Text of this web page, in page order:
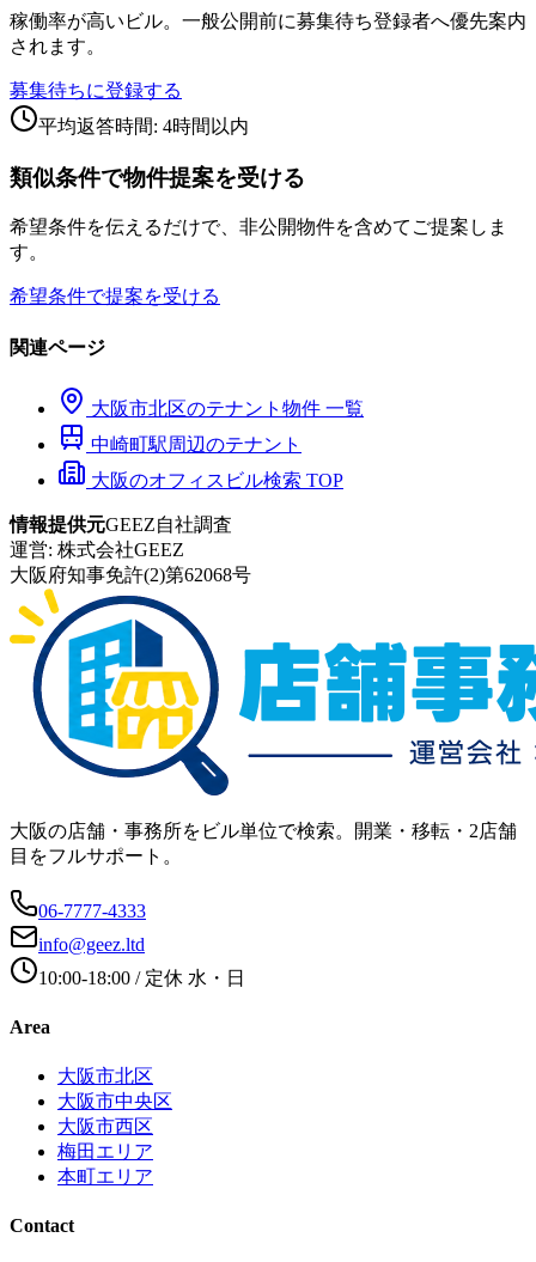
稼働率が高いビル。一般公開前に募集待ち登録者へ優先案内
されます。
募集待ちに登録する
平均返答時間: 4時間以内
類似条件で物件提案を受ける
希望条件を伝えるだけで、非公開物件を含めてご提案しま
す。
希望条件で提案を受ける
関連ページ
大阪市北区のテナント物件 一覧
中崎町駅周辺のテナント
大阪のオフィスビル検索 TOP
情報提供元GEEZ自社調査
運営: 株式会社GEEZ
大阪府知事免許(2)第62068号
大阪の店舗・事務所をビル単位で検索。開業・移転・2店舗
目をフルサポート。
06-7777-4333
info@geez.ltd
10:00-18:00 / 定休 水・日
Area
大阪市北区
大阪市中央区
大阪市西区
梅田エリア
本町エリア
Contact